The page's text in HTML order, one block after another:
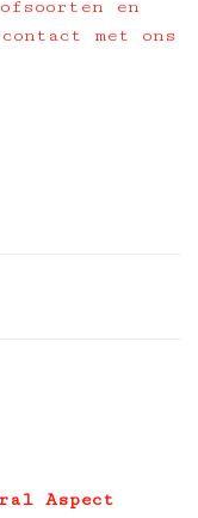
en
met ons
Aspect